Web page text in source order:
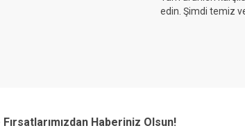
edin. Şimdi temiz
Haberiniz Olsun!